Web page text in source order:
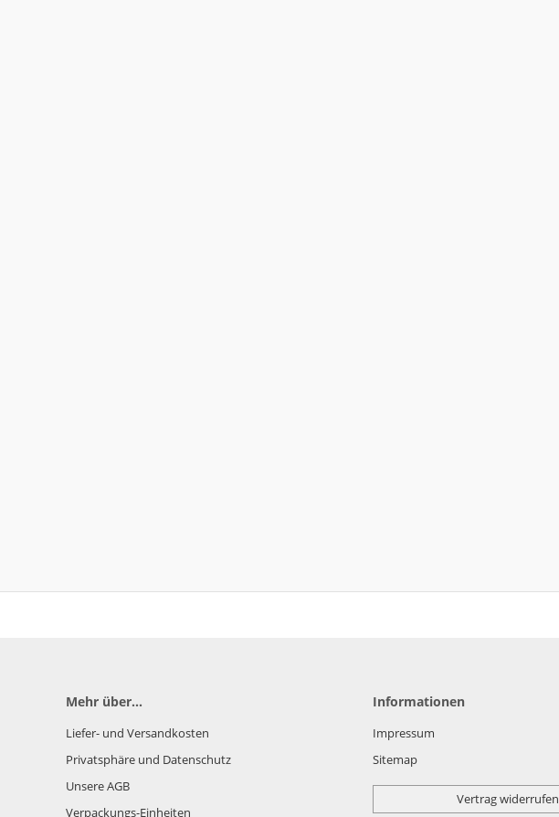
Mehr über...
Liefer- und Versandkosten
Privatsphäre und Datenschutz
Unsere AGB
Verpackungs-Einheiten
Informationen
Impressum
Sitemap
Vertrag widerrufen